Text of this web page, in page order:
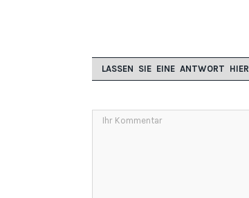
LASSEN SIE EINE ANTWORT HIER